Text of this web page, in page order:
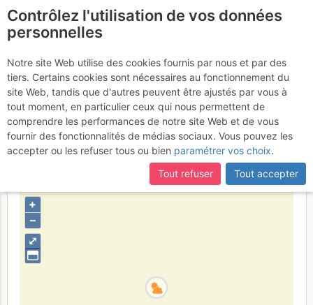
certaines pages ne sont plus accessibles, manquantes ou
incomplètes, déconnectez-vous puis reconnectez-vous à votre
compte sur le site.
La Sagra : Par le
"bosque vertical"
Dimanche 16
avril 2017
Sierra Nevada - Cordillère Pénibétique
Province de Grenade
⤢
+
–
Contrôlez l'utilisation de vos données
personnelles
Notre site Web utilise des cookies fournis par nous et par des
tiers. Certains cookies sont nécessaires au fonctionnement du
site Web, tandis que d'autres peuvent être ajustés par vous à
tout moment, en particulier ceux qui nous permettent de
comprendre les performances de notre site Web et de vous
fournir des fonctionnalités de médias sociaux. Vous pouvez les
accepter ou les refuser tous ou bien paramétrer vos choix.
Tout refuser
Tout accepter